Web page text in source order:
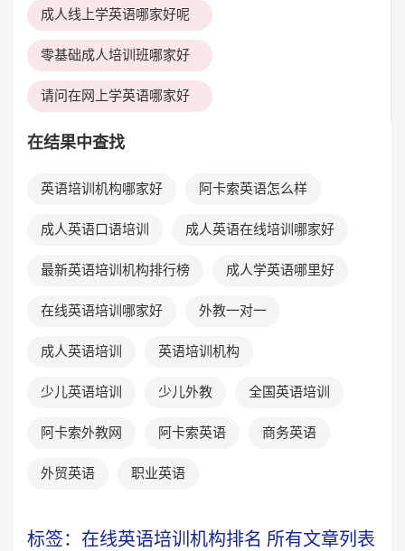
成人线上学英语哪家好呢
零基础成人培训班哪家好
请问在网上学英语哪家好
在结果中查找
英语培训机构哪家好 阿卡索英语怎么样
成人英语口语培训 成人英语在线培训哪家好
最新英语培训机构排行榜 成人学英语哪里好
在线英语培训哪家好 外教一对一
成人英语培训 英语培训机构
少儿英语培训 少儿外教 全国英语培训
阿卡索外教网 阿卡索英语 商务英语
外贸英语 职业英语
标签：在线英语培训机构排名 所有文章列表